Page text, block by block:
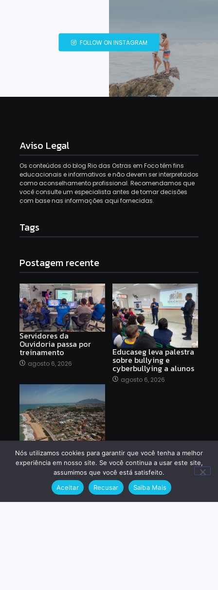
FOLLOW ON INSTAGRAM
Aviso Legal
Os conteúdos do blog Rio das Ostras em Foco têm fins
educacionais e informativos e não devem ser interpretados
como aconselhamento profissional. Recomendamos que
você consulte um especialista antes de tomar decisões
com base nas informações aqui fornecidas.
Tags
Postagem recente
Servidores da
Ouvidoria passa por
treinamento
agosto 6, 2026
Educaseg leva palestra
sobre bullying e
cyberbullying a alunos
agosto 6, 2026
Nova frente fria deve
trazer ventos fortes à
região
agosto 6, 2026
Me siga
Nós utilizamos cookies para garantir que você tenha a melhor
experiência em nosso site. Se você continua a usar este site,
assumimos que você está satisfeito.
Aceitar
Recusar Saiba Mais